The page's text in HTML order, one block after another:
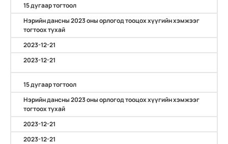
15 дугаар тогтоол
Нэрийн дансны 2023 оны орлогод тооцох хүүгийн хэмжээг
тогтоох тухай
2023-12-21
2023-12-21
15 дугаар тогтоол
Нэрийн дансны 2023 оны орлогод тооцох хүүгийн хэмжээг
тогтоох тухай
2023-12-21
2023-12-21